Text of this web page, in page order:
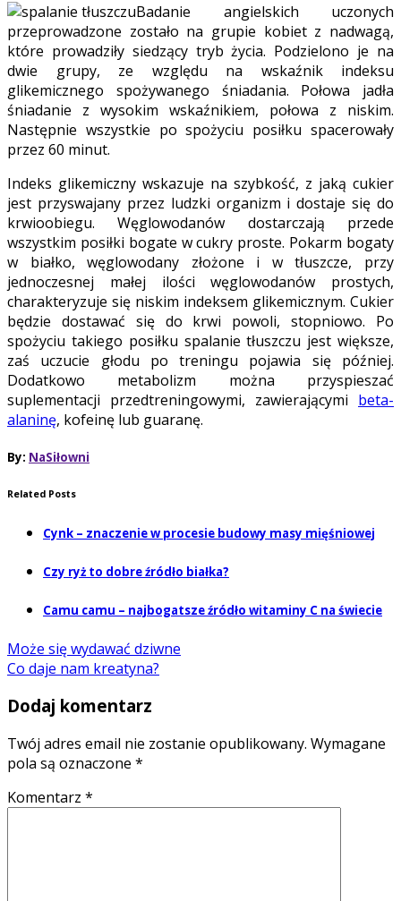
Badanie angielskich uczonych
przeprowadzone zostało na grupie kobiet z nadwagą,
które prowadziły siedzący tryb życia. Podzielono je na
dwie grupy, ze względu na wskaźnik indeksu
glikemicznego spożywanego śniadania. Połowa jadła
śniadanie z wysokim wskaźnikiem, połowa z niskim.
Następnie wszystkie po spożyciu posiłku spacerowały
przez 60 minut.
Indeks glikemiczny wskazuje na szybkość, z jaką cukier
jest przyswajany przez ludzki organizm i dostaje się do
krwioobiegu. Węglowodanów dostarczają przede
wszystkim posiłki bogate w cukry proste. Pokarm bogaty
w białko, węglowodany złożone i w tłuszcze, przy
jednoczesnej małej ilości węglowodanów prostych,
charakteryzuje się niskim indeksem glikemicznym. Cukier
będzie dostawać się do krwi powoli, stopniowo. Po
spożyciu takiego posiłku spalanie tłuszczu jest większe,
zaś uczucie głodu po treningu pojawia się później.
Dodatkowo metabolizm można przyspieszać
suplementacji przedtreningowymi, zawierającymi beta-
alaninę, kofeinę lub guaranę.
By: NaSiłowni
Related Posts
Cynk – znaczenie w procesie budowy masy mięśniowej
Czy ryż to dobre źródło białka?
Camu camu – najbogatsze źródło witaminy C na świecie
Może się wydawać dziwne
Co daje nam kreatyna?
Dodaj komentarz
Twój adres email nie zostanie opublikowany. Wymagane
pola są oznaczone *
Komentarz *